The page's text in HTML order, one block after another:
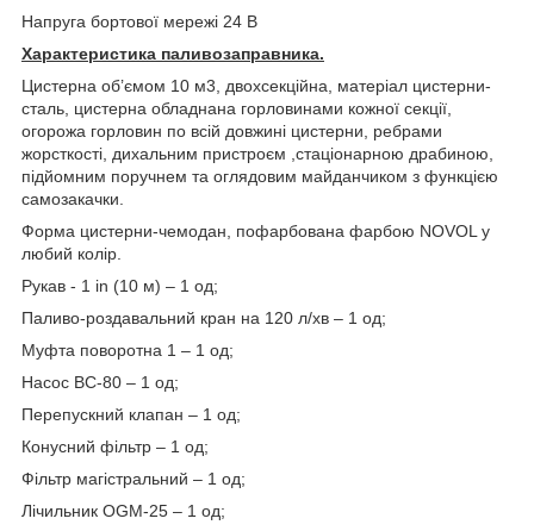
Напруга бортової мережі 24 В
Характеристика паливозаправника.
Цистерна об’ємом 10 м3, двохсекційна, матеріал цистерни-
сталь, цистерна обладнана горловинами кожної секції,
огорожа горловин по всій довжині цистерни, ребрами
жорсткості, дихальним пристроєм ,стаціонарною драбиною,
підйомним поручнем та оглядовим майданчиком з функцією
самозакачки.
Форма цистерни-чемодан, пофарбована фарбою NOVOL у
любий колір.
Рукав - 1 in (10 м) – 1 од;
Паливо-роздавальний кран на 120 л/хв – 1 од;
Муфта поворотна 1 – 1 од;
Насос ВС-80 – 1 од;
Перепускний клапан – 1 од;
Конусний фільтр – 1 од;
Фільтр магістральний – 1 од;
Лічильник OGM-25 – 1 од;